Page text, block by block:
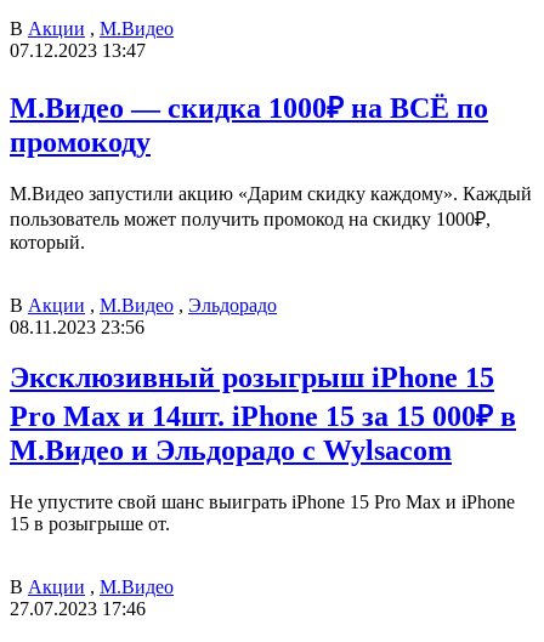
В Акции , М.Видео
07.12.2023 13:47
М.Видео — скидка 1000₽ на ВСЁ по
промокоду
М.Видео запустили акцию «Дарим скидку каждому». Каждый
пользователь может получить промокод на скидку 1000₽,
который.
В Акции , М.Видео , Эльдорадо
08.11.2023 23:56
Эксклюзивный розыгрыш iPhone 15
Pro Max и 14шт. iPhone 15 за 15 000₽ в
М.Видео и Эльдорадо с Wylsacom
Не упустите свой шанс выиграть iPhone 15 Pro Max и iPhone
15 в розыгрыше от.
В Акции , М.Видео
27.07.2023 17:46